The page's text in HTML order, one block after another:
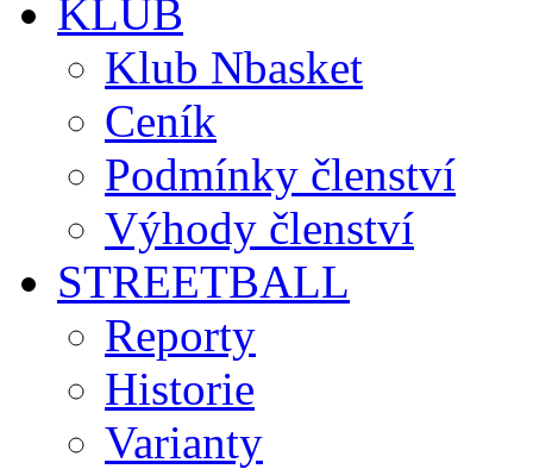
KLUB
Klub Nbasket
Ceník
Podmínky členství
Výhody členství
STREETBALL
Reporty
Historie
Varianty